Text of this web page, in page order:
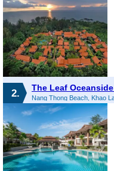
2. The Leaf
Nang Thong Beach, Khao